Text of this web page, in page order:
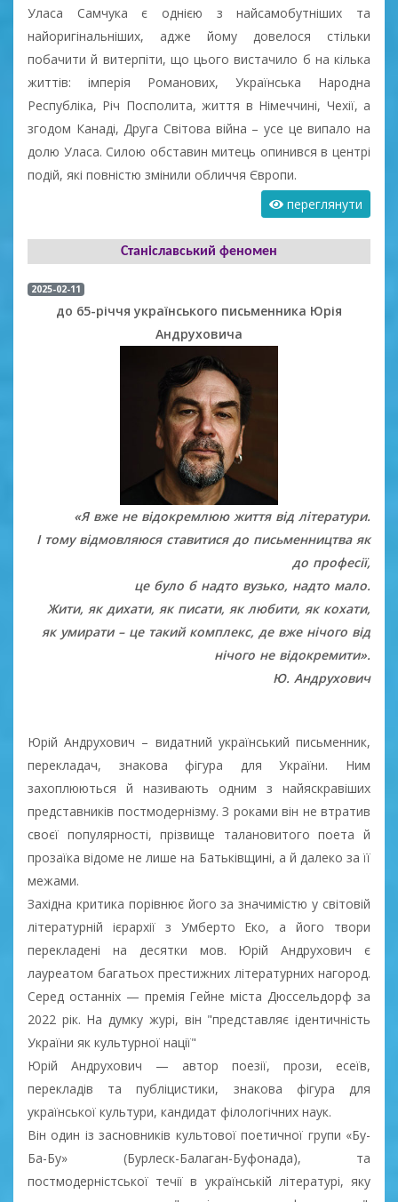
Уласа Самчука є однією з найсамобутніших та
найоригінальніших, адже йому довелося стільки
побачити й витерпіти, що цього вистачило б на кілька
життів: імперія Романових, Українська Народна
Республіка, Річ Посполита, життя в Німеччині, Чехії, а
згодом Канаді, Друга Світова війна – усе це випало на
долю Уласа. Силою обставин митець опинився в центрі
подій, які повністю змінили обличчя Європи.
переглянути
Станіславський феномен
2025-02-11
до 65-річчя українського письменника Юрія
Андруховича
«Я вже не відокремлюю життя від літератури.
І тому відмовляюся ставитися до письменництва як
до професії,
це було б надто вузько, надто мало.
Жити, як дихати, як писати, як любити, як кохати,
як умирати – це такий комплекс, де вже нічого від
нічого не відокремити».
Ю. Андрухович
Юрій Андрухович – видатний український письменник,
перекладач, знакова фігура для України. Ним
захоплюються й називають одним з найяскравіших
представників постмодернізму. З роками він не втратив
своєї популярності, прізвище талановитого поета й
прозаїка відоме не лише на Батьківщині, а й далеко за її
межами.
Західна критика порівнює його за значимістю у світовій
літературній ієрархії з Умберто Еко, а його твори
перекладені на десятки мов. Юрій Андрухович є
лауреатом багатьох престижних літературних нагород.
Серед останніх — премія Гейне міста Дюссельдорф за
2022 рік. На думку журі, він "представляє ідентичність
України як культурної нації"
Юрій Андрухович — автор поезії, прози, есеїв,
перекладів та публіцистики, знакова фігура для
української культури, кандидат філологічних наук.
Він один із засновників культової поетичної групи «Бу-
Ба-Бу» (Бурлеск-Балаган-Буфонада), та
постмодерністської течії в українській літературі, яку